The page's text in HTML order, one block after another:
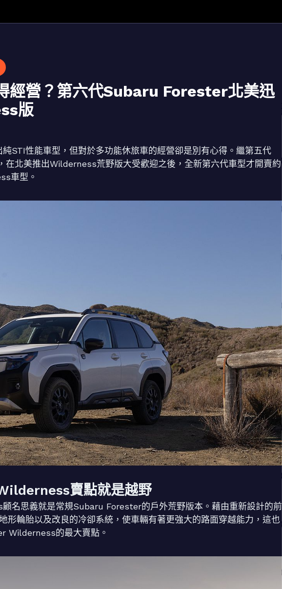
經營？第六代Subaru Forester北美迅
版
STI性能車型，但對於多功能休旅車的經營卻是別有心得。繼第五代
北美推出Wilderness荒野版大受歡迎之後，全新第六代車型才開賣約
車型。
賣點就是越野
名思義就是常規Subaru Forester的戶外荒野版本。藉由重新設計的前
形輪胎以及改良的冷卻系統，使車輛有著更強大的路面穿越能力，這也
Wilderness的最大賣點。